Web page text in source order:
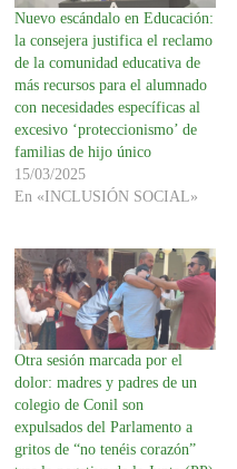
Nuevo escándalo en Educación:
la consejera justifica el reclamo
de la comunidad educativa de
más recursos para el alumnado
con necesidades específicas al
excesivo ‘proteccionismo’ de
familias de hijo único
15/03/2025
En «INCLUSIÓN SOCIAL»
Otra sesión marcada por el
dolor: madres y padres de un
colegio de Conil son
expulsados del Parlamento a
gritos de “no tenéis corazón”